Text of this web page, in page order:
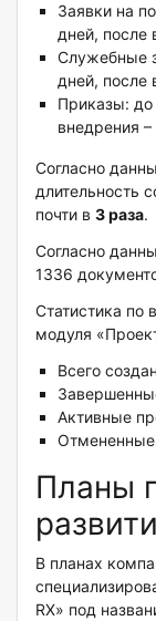
Заявки на
дней, после
Служебные
дней, после
Приказы: до
внедрения
Согласно
длительность
почти в 3 раза.
Согласно
1336
Статистика по
модуля
Всего
Активные
Отмененные
Планы
В планах
RX» под